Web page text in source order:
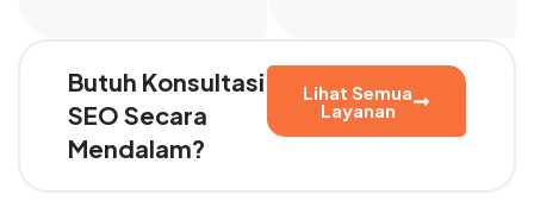
Butuh Konsultasi
SEO Secara
Mendalam?
Lihat Semua
Layanan